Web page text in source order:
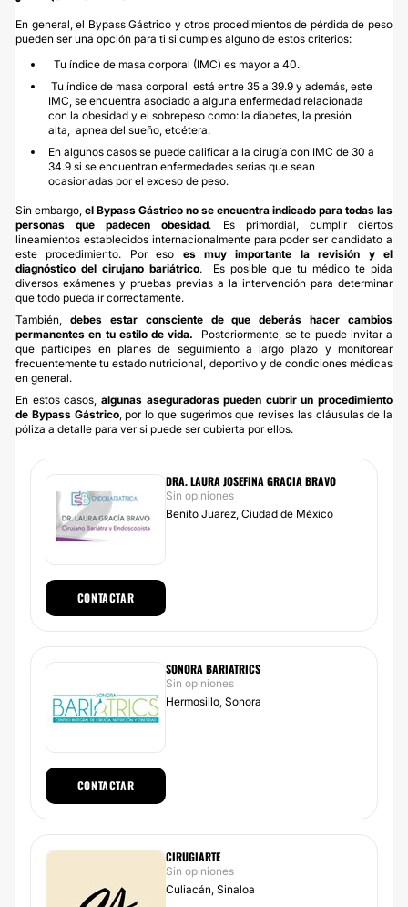
En general, el Bypass Gástrico y otros procedimientos de pérdida de peso
pueden ser una opción para ti si cumples alguno de estos criterios:
Tu índice de masa corporal (IMC) es mayor a 40.
Tu índice de masa corporal está entre 35 a 39.9 y además, este
IMC, se encuentra asociado a alguna enfermedad relacionada
con la obesidad y el sobrepeso como: la diabetes, la presión
alta, apnea del sueño, etcétera.
En algunos casos se puede calificar a la cirugía con IMC de 30 a
34.9 si se encuentran enfermedades serias que sean
ocasionadas por el exceso de peso.
Sin embargo, el Bypass Gástrico no se encuentra indicado para todas las
personas que padecen obesidad. Es primordial, cumplir ciertos
lineamientos establecidos internacionalmente para poder ser candidato a
este procedimiento. Por eso es muy importante la revisión y el
diagnóstico del cirujano bariátrico. Es posible que tu médico te pida
diversos exámenes y pruebas previas a la intervención para determinar
que todo pueda ir correctamente.
También, debes estar consciente de que deberás hacer cambios
permanentes en tu estilo de vida. Posteriormente, se te puede invitar a
que participes en planes de seguimiento a largo plazo y monitorear
frecuentemente tu estado nutricional, deportivo y de condiciones médicas
en general.
En estos casos, algunas aseguradoras pueden cubrir un procedimiento
de Bypass Gástrico, por lo que sugerimos que revises las cláusulas de la
póliza a detalle para ver si puede ser cubierta por ellos.
DRA. LAURA JOSEFINA GRACIA BRAVO
Sin opiniones
Benito Juarez, Ciudad de México
CONTACTAR
SONORA BARIATRICS
Sin opiniones
Hermosillo, Sonora
CONTACTAR
CIRUGIARTE
Sin opiniones
Culiacán, Sinaloa